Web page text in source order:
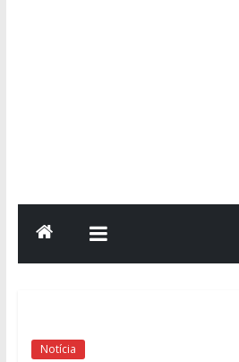
Notícia